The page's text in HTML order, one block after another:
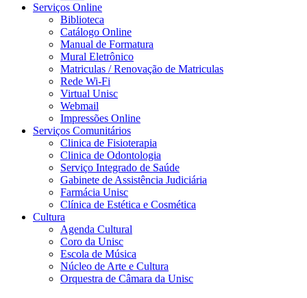
Serviços Online
Biblioteca
Catálogo Online
Manual de Formatura
Mural Eletrônico
Matriculas / Renovação de Matriculas
Rede Wi-Fi
Virtual Unisc
Webmail
Impressões Online
Serviços Comunitários
Clinica de Fisioterapia
Clinica de Odontologia
Serviço Integrado de Saúde
Gabinete de Assistência Judiciária
Farmácia Unisc
Clínica de Estética e Cosmética
Cultura
Agenda Cultural
Coro da Unisc
Escola de Música
Núcleo de Arte e Cultura
Orquestra de Câmara da Unisc